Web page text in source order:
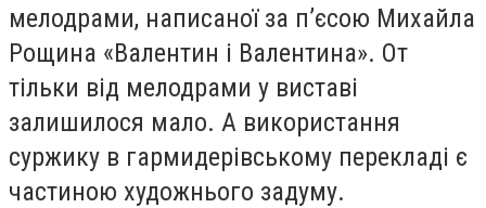
мелодрами, написаної за п’єсою Михайла
Рощина «Валентин і Валентина». От
тільки від мелодрами у виставі
залишилося мало. А використання
суржику в гармидерівському перекладі є
частиною художнього задуму.